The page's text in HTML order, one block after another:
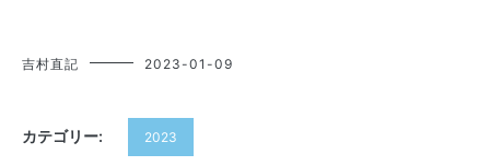
吉村直記 2023-01-09
カテゴリー: 2023